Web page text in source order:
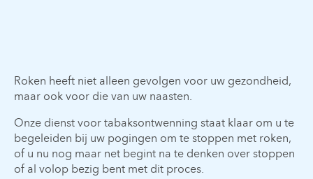
Roken heeft niet alleen gevolgen voor uw gezondheid,
maar ook voor die van uw naasten.
Onze dienst voor tabaksontwenning staat klaar om u te
begeleiden bij uw pogingen om te stoppen met roken,
of u nu nog maar net begint na te denken over stoppen
of al volop bezig bent met dit proces.